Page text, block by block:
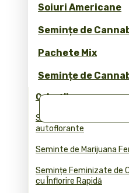
Soiuri Americane
Semințe de
Pachete Mix
Semințe de
Colecții
Semințele de cannabis
autoflorante
Seminte de Marijuana
Semințe Feminizate de
cu Înflorire Rapidă